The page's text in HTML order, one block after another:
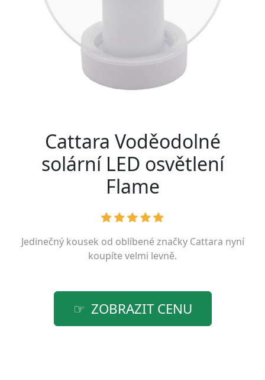
Cattara Voděodolné
solární LED osvětlení
Flame
Jedinečný kousek od oblíbené značky Cattara nyní
koupíte velmi levně.
ZOBRAZIT CENU